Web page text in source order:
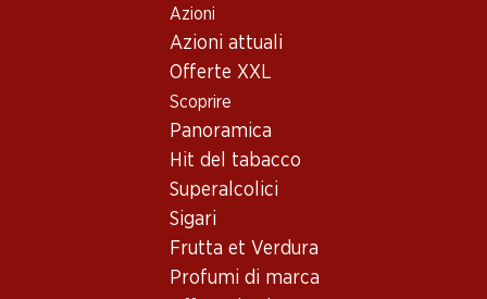
Azioni
Azioni attuali
Offerte XXL
Scoprire
Panoramica
Hit del tabacco
Superalcolici
Sigari
Frutta et Verdura
Profumi di marca
Vino/champagne
Spumante_old – Proveniente
da Francia
55.20